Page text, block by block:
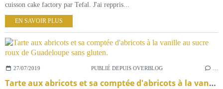
cuisson cake factory par Tefal. J'ai reppris...
EN SAVOIR PLUS
27/07/2019 PUBLIÉ DEPUIS OVERBLOG
Tarte aux abricots et sa comptée d'abricots à la vanille au sucre roux de Guadeloupe sans gluten.